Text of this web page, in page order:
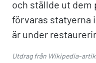
och ställde ut dem
förvaras statyerna
är under
Utdrag från Wikipedia-